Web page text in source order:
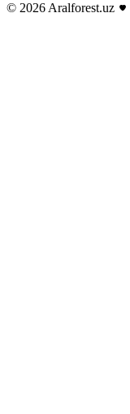
© 2026 Aralforest.uz